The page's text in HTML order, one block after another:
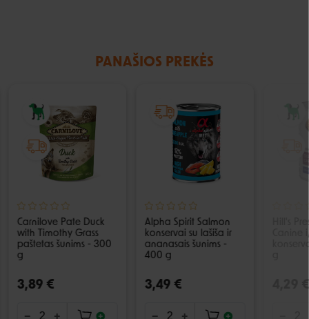
PANAŠIOS PREKĖS
Carnilove Pate Duck
with Timothy Grass
paštetas šunims - 300
g
3,89 €
Alpha Spirit Salmon
konservai su lašiša ir
ananasais šunims -
400 g
3,49 €
Hill's
4,29 €